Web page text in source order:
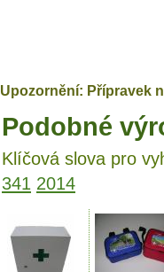
Upozornění: Přípravek
Podobné
Klíčová slova pro
341 2014